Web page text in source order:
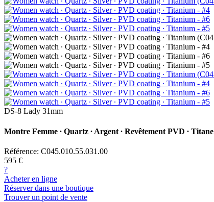
DS-8 Lady 31mm
Montre Femme ∙ Quartz ∙ Argent ∙ Revêtement PVD ∙ Titane
Référence: C045.010.55.031.00
595 €
?
Acheter en ligne
Réserver dans une boutique
Trouver un point de vente